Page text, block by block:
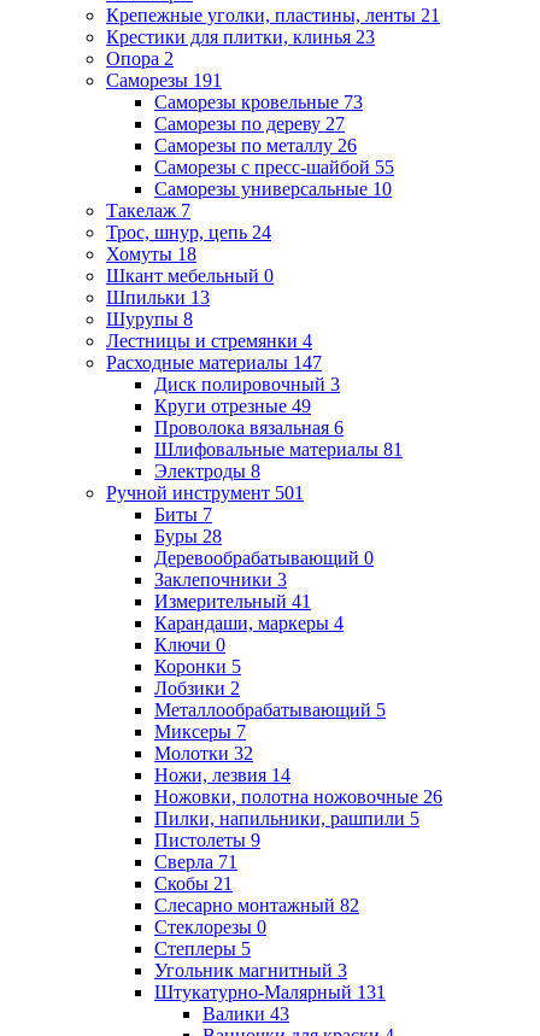
Крепежные уголки, пластины, ленты 21
Крестики для плитки, клинья 23
Опора 2
Саморезы 191
Саморезы кровельные 73
Саморезы по дереву 27
Саморезы по металлу 26
Саморезы с пресс-шайбой 55
Саморезы универсальные 10
Такелаж 7
Трос, шнур, цепь 24
Хомуты 18
Шкант мебельный 0
Шпильки 13
Шурупы 8
Лестницы и стремянки 4
Расходные материалы 147
Диск полировочный 3
Круги отрезные 49
Проволока вязальная 6
Шлифовальные материалы 81
Электроды 8
Ручной инструмент 501
Биты 7
Буры 28
Деревообрабатывающий 0
Заклепочники 3
Измерительный 41
Карандаши, маркеры 4
Ключи 0
Коронки 5
Лобзики 2
Металлообрабатывающий 5
Миксеры 7
Молотки 32
Ножи, лезвия 14
Ножовки, полотна ножовочные 26
Пилки, напильники, рашпили 5
Пистолеты 9
Сверла 71
Скобы 21
Слесарно монтажный 82
Стеклорезы 0
Степлеры 5
Угольник магнитный 3
Штукатурно-Малярный 131
Валики 43